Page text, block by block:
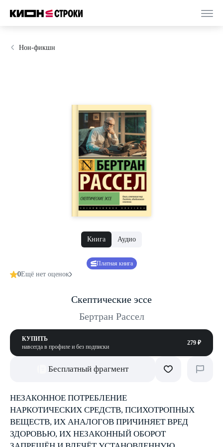
Нон-фикшн
Книга Аудио
Платная книга
0Ещё нет оценок
Скептические эссе
Бертран Рассел
КУПИТЬ
навсегда в профиле и без подписки
279 ₽
Бесплатный фрагмент
НЕЗАКОННОЕ ПОТРЕБЛЕНИЕ
НАРКОТИЧЕСКИХ СРЕДСТВ, ПСИХОТРОПНЫХ
ВЕЩЕСТВ, ИХ АНАЛОГОВ ПРИЧИНЯЕТ ВРЕД
ЗДОРОВЬЮ, ИХ НЕЗАКОННЫЙ ОБОРОТ